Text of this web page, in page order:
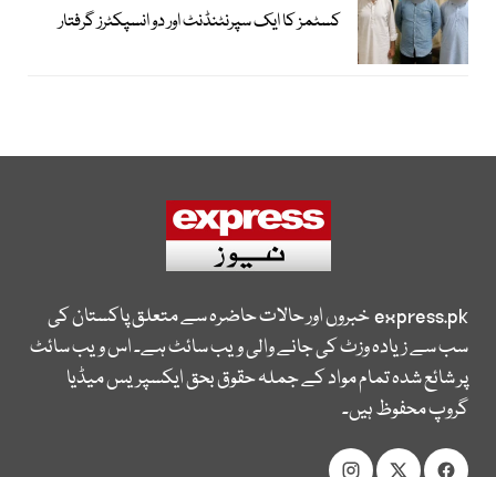
کسٹمز کا ایک سپرنٹنڈنٹ اور دو انسپکٹرز گرفتار
express.pkخبروں اور حالات حاضرہ سے متعلق پاکستان کی
سب سے زیادہ وزٹ کی جانے والی ویب سائٹ ہے۔ اس ویب سائٹ
پر شائع شدہ تمام مواد کے جملہ حقوق بحق ایکسپریس میڈیا
گروپ محفوظ ہیں۔